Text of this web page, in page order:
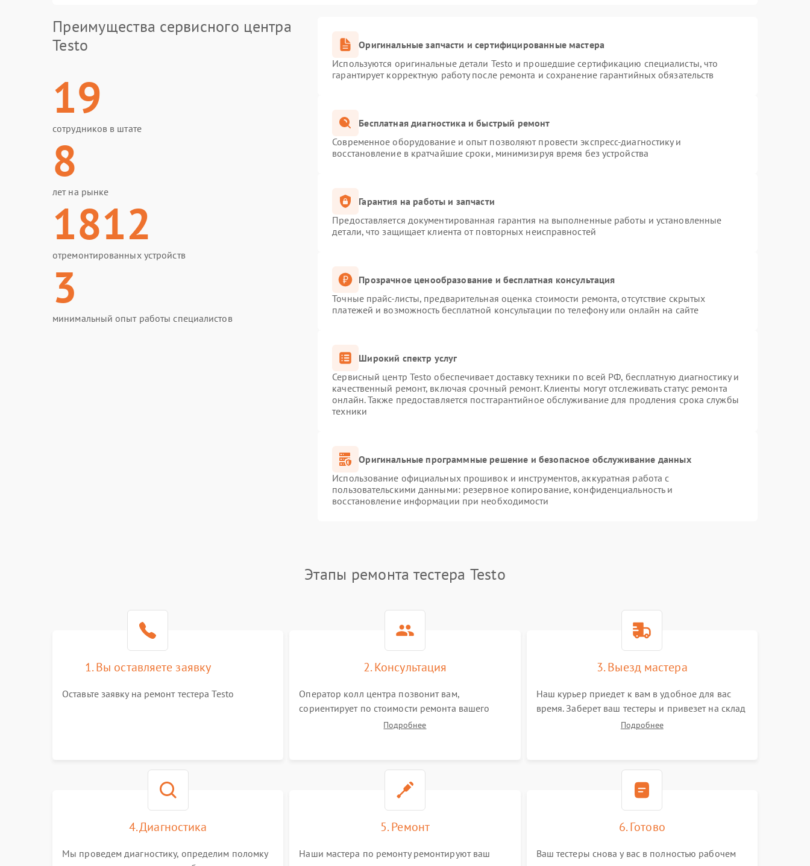
Преимущества сервисного центра
Testo
19
сотрудников в штате
8
лет на рынке
1812
отремонтированных устройств
3
минимальный опыт работы специалистов
Оригинальные запчасти и сертифицированные мастера
Используются оригинальные детали Testo и прошедшие сертификацию специалисты, что
гарантирует корректную работу после ремонта и сохранение гарантийных обязательств
Бесплатная диагностика и быстрый ремонт
Современное оборудование и опыт позволяют провести экспресс-диагностику и
восстановление в кратчайшие сроки, минимизируя время без устройства
Гарантия на работы и запчасти
Предоставляется документированная гарантия на выполненные работы и установленные
детали, что защищает клиента от повторных неисправностей
Прозрачное ценообразование и бесплатная консультация
Точные прайс-листы, предварительная оценка стоимости ремонта, отсутствие скрытых
платежей и возможность бесплатной консультации по телефону или онлайн на сайте
Широкий спектр услуг
Сервисный центр Testo обеспечивает доставку техники по всей РФ, бесплатную диагностику и
качественный ремонт, включая срочный ремонт. Клиенты могут отслеживать статус ремонта
онлайн. Также предоставляется постгарантийное обслуживание для продления срока службы
техники
Оригинальные программные решение и безопасное обслуживание данных
Использование официальных прошивок и инструментов, аккуратная работа с
пользовательскими данными: резервное копирование, конфиденциальность и
восстановление информации при необходимости
Этапы ремонта тестера Testo
1. Вы оставляете заявку
Оставьте заявку на ремонт тестера Testo
2. Консультация
Оператор колл центра позвонит вам,
сориентирует по стоимости ремонта вашего
тестера а также ответит на все ваши вопросы.
Подробнее
3. Выезд мастера
Наш курьер приедет к вам в удобное для вас
время. Заберет ваш тестеры и привезет на склад
Подробнее
4. Диагностика
Мы проведем диагностику, определим поломку
5. Ремонт
Наши мастера по ремонту ремонтируют ваш
6. Готово
Ваш тестеры снова у вас в полностью рабочем